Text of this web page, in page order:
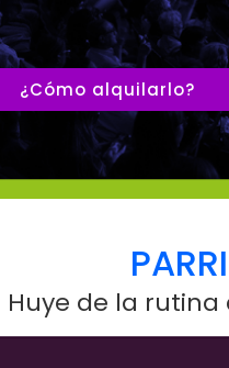
¿Cómo alquilarlo?
Huye de la